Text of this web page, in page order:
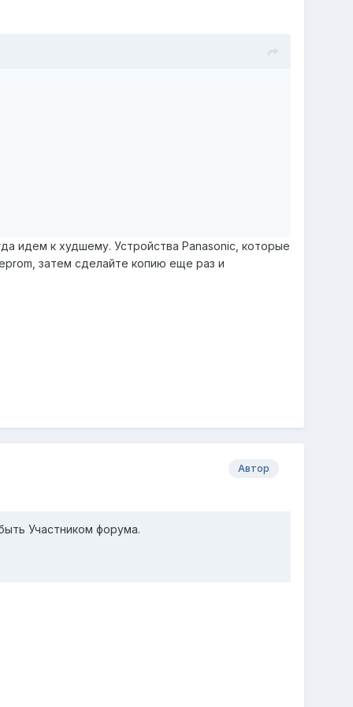
идем к худшему. Устройства Panasonic, которые
затем сделайте копию еще раз и
Автор
Участником форума.